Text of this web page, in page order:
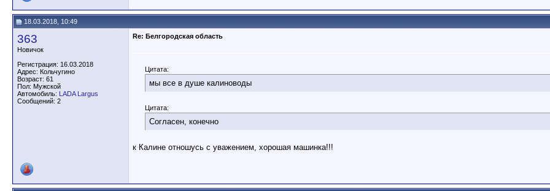
18.03.2018, 10:49
363
Новичок
Регистрация: 16.03.2018
Адрес: Кольчугино
Возраст: 61
Пол: Мужской
Автомобиль: LADA Largus
Сообщений: 2
Re: Белгородская область
Цитата:
мы все в душе калиноводы
Цитата:
Согласен, конечно
к Калине отношусь с уважением, хорошая машинка!!!